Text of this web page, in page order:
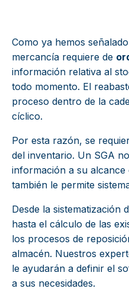
Como ya hemos
mercancía requiere de
información relativa al
todo momento. El
proceso dentro de la
cíclico.
Por esta razón, se
del inventario. Un SGA
información a su
también le permite
Desde la sistematización
hasta el cálculo de las
los procesos de
almacén. Nuestros
le ayudarán a definir el
a sus necesidades.